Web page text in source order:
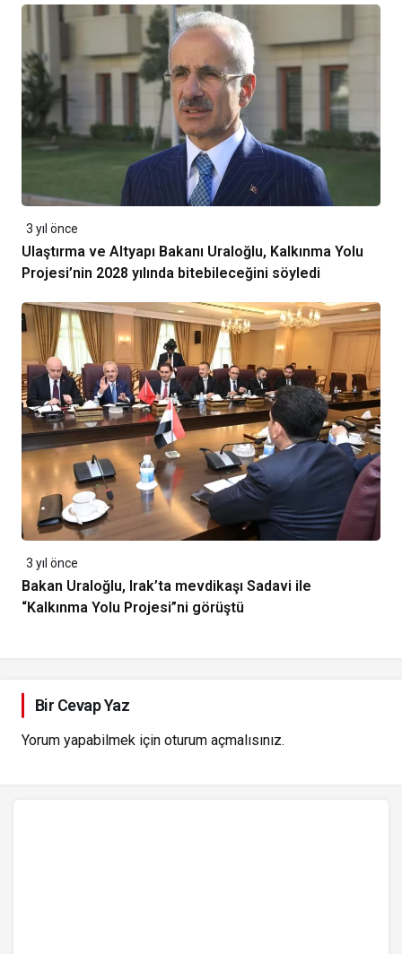
3 yıl önce
Ulaştırma ve Altyapı Bakanı Uraloğlu, Kalkınma Yolu
Projesi’nin 2028 yılında bitebileceğini söyledi
3 yıl önce
Bakan Uraloğlu, Irak’ta mevdikaşı Sadavi ile
“Kalkınma Yolu Projesi”ni görüştü
Bir Cevap Yaz
Yorum yapabilmek için oturum açmalısınız.